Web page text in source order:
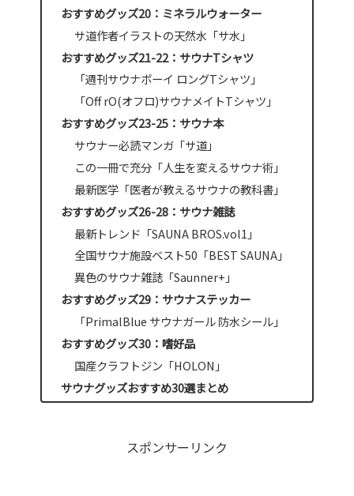
おすすめグッズ20：ミネラルウォーター
サ道作者イラストの天然水「サ水」
おすすめグッズ21-22：サウナTシャツ
「週刊サウナボーイ ロングTシャツ」
「Off rO(オフロ)サウナメイトTシャツ」
おすすめグッズ23-25：サウナ本
サウナー必読マンガ「サ道」
この一冊で充分「人生を変えるサウナ術」
最新医学「医者が教えるサウナの教科書」
おすすめグッズ26-28：サウナ雑誌
最新トレンド「SAUNA BROS.vol1」
全国サウナ施設ベスト50「BEST SAUNA」
異色のサウナ雑誌「Saunner+」
おすすめグッズ29：サウナステッカー
「PrimalBlue サウナガール 防水シール」
おすすめグッズ30：嗜好品
国産クラフトジン「HOLON」
サウナグッズおすすめ30選まとめ
スポンサーリンク